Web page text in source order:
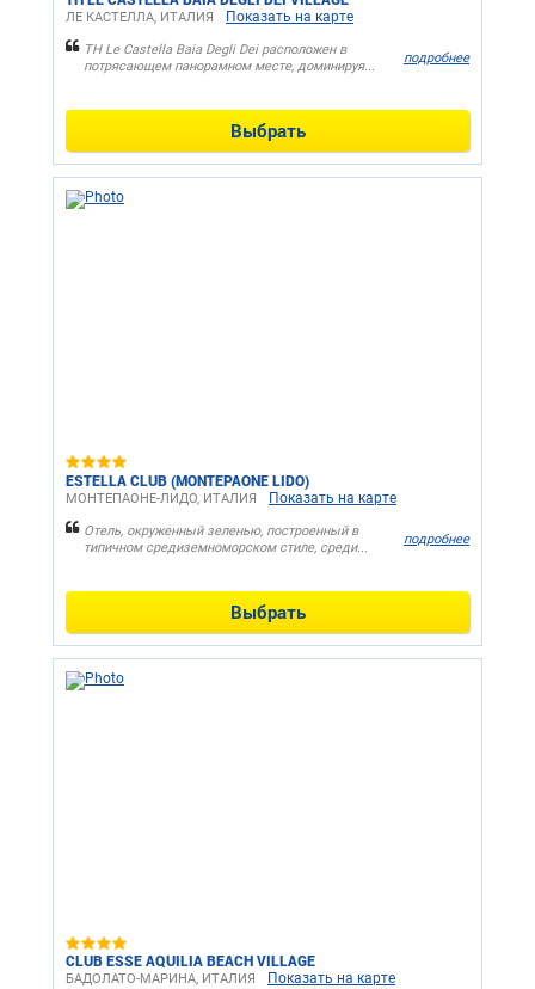
ЛЕ КАСТЕЛЛА, ИТАЛИЯ Показать на карте
TH Le Castella Baia Degli Dei расположен в
потрясающем панорамном месте, доминируя...
подробнее
Выбрать
ESTELLA CLUB (MONTEPAONE LIDO)
МОНТЕПАОНЕ-ЛИДО, ИТАЛИЯ Показать на карте
Отель, окруженный зеленью, построенный в
типичном средиземноморском стиле, среди...
подробнее
Выбрать
CLUB ESSE AQUILIA BEACH VILLAGE
БАДОЛАТО-МАРИНА, ИТАЛИЯ Показать на карте